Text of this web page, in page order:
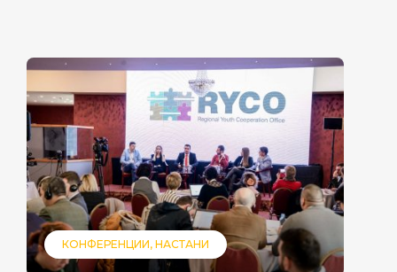
КОНФЕРЕНЦИИ НАСТАНИ